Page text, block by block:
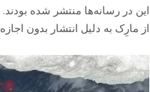
این در رسانه‌ها منتشر شده
از مارِک به دلیل انتشار بدون